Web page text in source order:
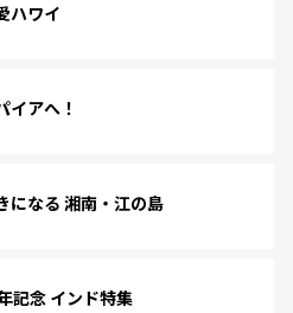
ハワイ
イアへ！
になる 湘南・江の島
記念 インド特集